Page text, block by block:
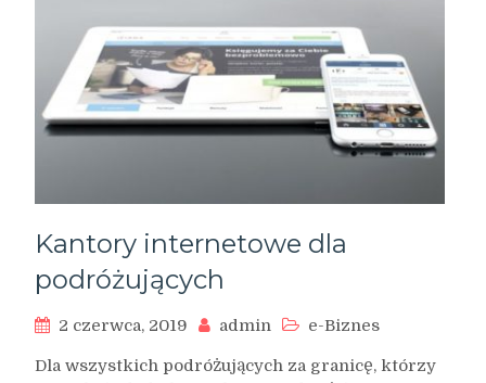
Kantory internetowe dla
podróżujących
2 czerwca, 2019 admin e-Biznes
Dla wszystkich podróżujących za granicę, którzy